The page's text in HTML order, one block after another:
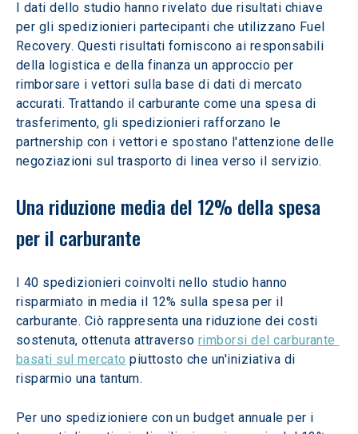
I dati dello studio hanno rivelato due risultati chiave
per gli spedizionieri partecipanti che utilizzano Fuel
Recovery. Questi risultati forniscono ai responsabili
della logistica e della finanza un approccio per
rimborsare i vettori sulla base di dati di mercato
accurati. Trattando il carburante come una spesa di
trasferimento, gli spedizionieri rafforzano le
partnership con i vettori e spostano l'attenzione delle
negoziazioni sul trasporto di linea verso il servizio.
Una riduzione media del 12% della spesa
per il carburante
I 40 spedizionieri coinvolti nello studio hanno
risparmiato in media il 12% sulla spesa per il
carburante. Ciò rappresenta una riduzione dei costi
sostenuta, ottenuta attraverso rimborsi del carburante
basati sul mercato piuttosto che un'iniziativa di
risparmio una tantum.
Per uno spedizioniere con un budget annuale per i